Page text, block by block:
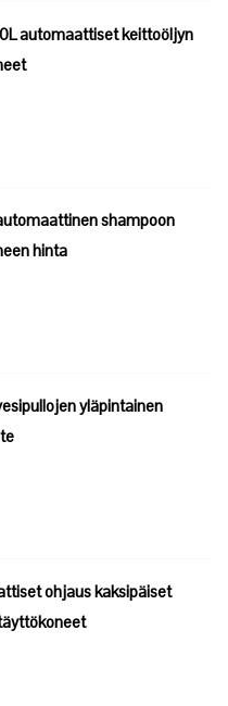
automaattiset keittoöljyn
shampoon
hinta
yläpintainen
ohjaus kaksipäiset